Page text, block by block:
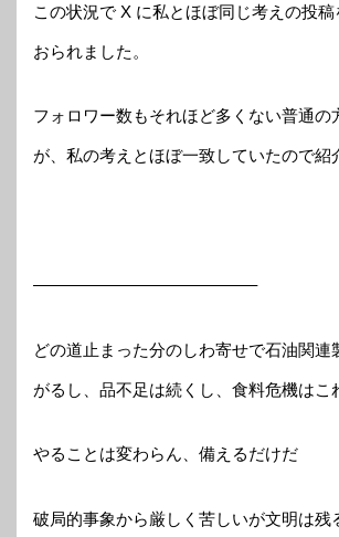
この状況で X に私とほぼ同じ考えの投
おられました。
フォロワー数もそれほど多くない普通の
が、私の考えとほぼ一致していたので紹
—————————————–
どの道止まった分のしわ寄せで石油関連
がるし、品不足は続くし、食料危機はこ
やることは変わらん、備えるだけだ
破局的事象から厳しく苦しいが文明は残